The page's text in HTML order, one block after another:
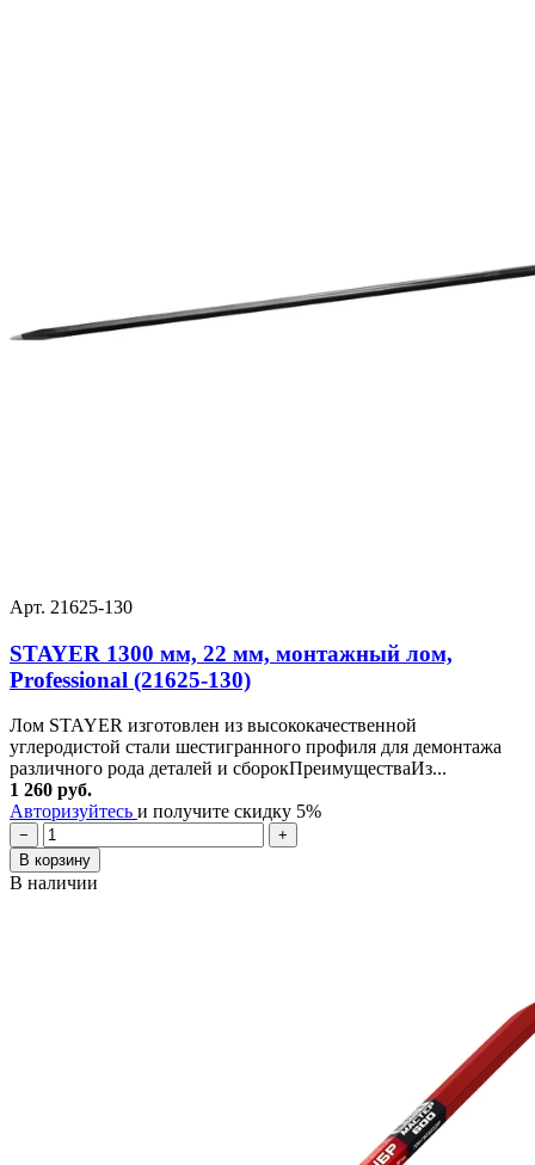
Арт. 21625-130
STAYER 1300 мм, 22 мм, монтажный лом,
Professional (21625-130)
Лом STAYER изготовлен из высококачественной
углеродистой стали шестигранного профиля для демонтажа
различного рода деталей и сборокПреимуществаИз...
1 260 руб.
Авторизуйтесь и получите скидку 5%
−
+
В корзину
В наличии